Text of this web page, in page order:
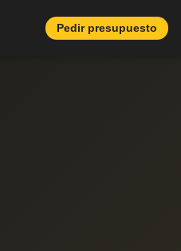
Pedir presupuesto